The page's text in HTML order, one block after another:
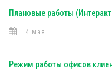
Плановые работы
4 мая
Режим работы офисов